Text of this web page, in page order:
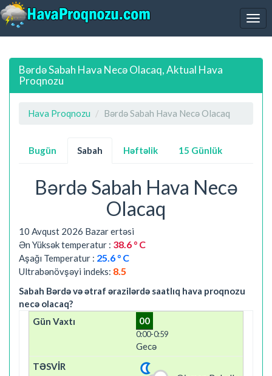
Bərdə Sabah Hava Necə Olacaq, Aktual Hava
Proqnozu
Hava Proqnozu Bərdə Sabah Hava Necə Olacaq
Bugün Sabah Həftəlik 15 Günlük
Bərdə Sabah Hava Necə
Olacaq
10 Avqust 2026 Bazar ertəsi
Ən Yüksək temperatur : 38.6 ° C
Aşağı Temperatur : 25.6 ° C
Ultrabənövşəyi indeks: 8.5
Sabah Bərdə və ətraf ərazilərdə saatlıq hava proqnozu
necə olacaq?
00
0:00-0:59
Gecə